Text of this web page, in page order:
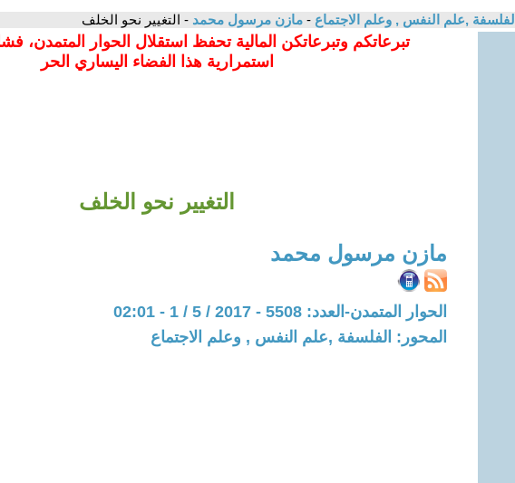
الفلسفة ,علم النفس , وعلم الاجتماع - مازن مرسول محمد - التغيير نحو الخلف
تبرعاتكم وتبرعاتكن المالية تحفظ استقلال الحوار المتمدن،
استمرارية هذا الفضاء اليساري الحر
التغيير نحو الخلف
مازن مرسول محمد
الحوار المتمدن-العدد: 5508 - 2017 / 5 / 1 - 02:01
المحور: الفلسفة ,علم النفس , وعلم الاجتماع